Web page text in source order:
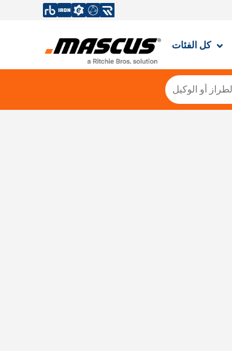
كل الفئات